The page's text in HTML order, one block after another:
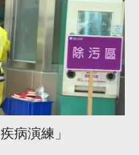
病演練」